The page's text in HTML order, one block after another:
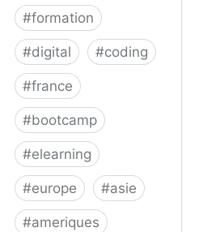
#formation
#digital #coding
#france
#bootcamp
#elearning
#europe #asie
#ameriques